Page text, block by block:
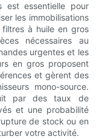
est essentielle pour
les immobilisations
à huile en gros
nécessaires au
urgentes et les
en gros proposent
et gèrent des
mono-source.
par des taux de
et une probabilité
de stock ou en
votre activité.